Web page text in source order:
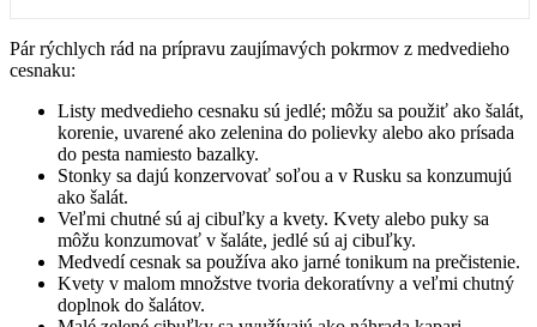
Pár rýchlych rád na prípravu zaujímavých pokrmov z medvedieho
cesnaku:
Listy medvedieho cesnaku sú jedlé; môžu sa použiť ako šalát,
korenie, uvarené ako zelenina do polievky alebo ako prísada
do pesta namiesto bazalky.
Stonky sa dajú konzervovať soľou a v Rusku sa konzumujú
ako šalát.
Veľmi chutné sú aj cibuľky a kvety. Kvety alebo puky sa
môžu konzumovať v šaláte, jedlé sú aj cibuľky.
Medvedí cesnak sa používa ako jarné tonikum na prečistenie.
Kvety v malom množstve tvoria dekoratívny a veľmi chutný
doplnok do šalátov.